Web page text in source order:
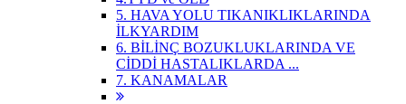
5. HAVA YOLU TIKANIKLIKLARINDA
İLKYARDIM
6. BİLİNÇ BOZUKLUKLARINDA VE
CİDDİ HASTALIKLARDA ...
7. KANAMALAR